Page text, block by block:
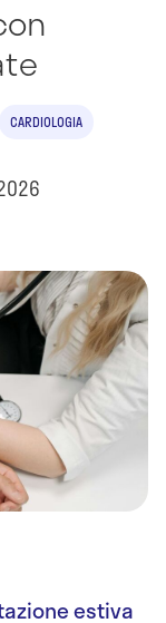
CARDIOLOGIA
estiva